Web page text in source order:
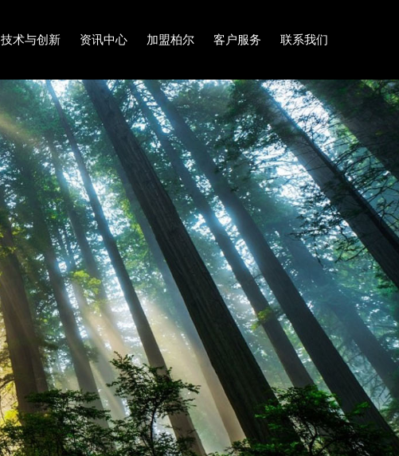
技术与创新 资讯中心 加盟柏尔 客户服务 联系我们